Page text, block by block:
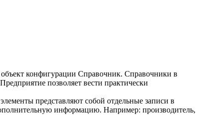
конфигурации Справочник. Справочники в
позволяет вести практически
представляют собой отдельные записи в
информацию. Например: производитель,